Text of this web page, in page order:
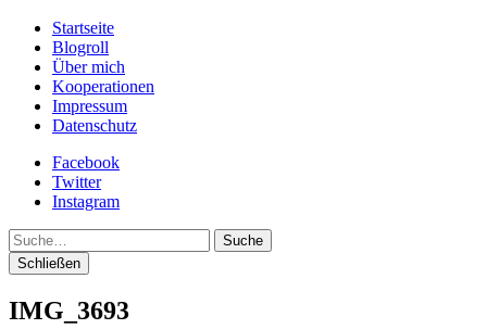
Startseite
Blogroll
Über mich
Kooperationen
Impressum
Datenschutz
Facebook
Twitter
Instagram
Suche
Schließen
IMG_3693